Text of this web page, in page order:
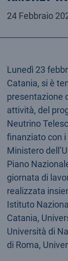
24 Febbraio
Lunedì 23
Catania, si è
presentazione
attività, del
Neutrino
finanziato con
Ministero
Piano
giornata di
realizzata
Istituto
Catania,
Università di
di Roma,